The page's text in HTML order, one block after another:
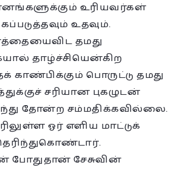
உரியவர்கள்
உதவும்.
தமது
தாழ்ச்சியென்கிற
பொருட்டு தமது
சரியான புகழுடன்
தோன்ற சம்மதிக்கவில்லை.
ஓர் எளிய மாட்டுக்
போதுதான் சேசுவின்